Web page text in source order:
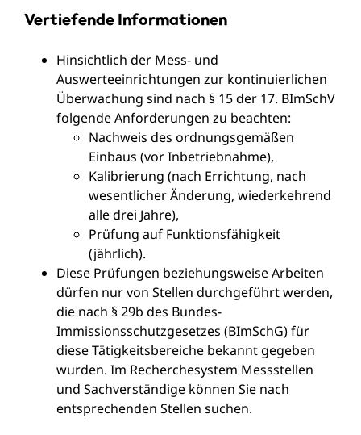
Vertiefende Informationen
Hinsichtlich der Mess- und
Auswerteeinrichtungen zur kontinuierlichen
Überwachung sind nach § 15 der 17. BImSchV
folgende Anforderungen zu beachten:
Nachweis des ordnungsgemäßen
Einbaus (vor Inbetriebnahme),
Kalibrierung (nach Errichtung, nach
wesentlicher Änderung, wiederkehrend
alle drei Jahre),
Prüfung auf Funktionsfähigkeit
(jährlich).
Diese Prüfungen beziehungsweise Arbeiten
dürfen nur von Stellen durchgeführt werden,
die nach § 29b des Bundes-
Immissionsschutzgesetzes (BImSchG) für
diese Tätigkeitsbereiche bekannt gegeben
wurden. Im Recherchesystem Messstellen
und Sachverständige können Sie nach
entsprechenden Stellen suchen.